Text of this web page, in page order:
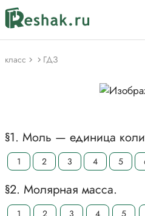
класс ГДЗ
§1. Моль — единица
1 2 3 4 5
§2. Молярная масса.
1 2 3 4 5